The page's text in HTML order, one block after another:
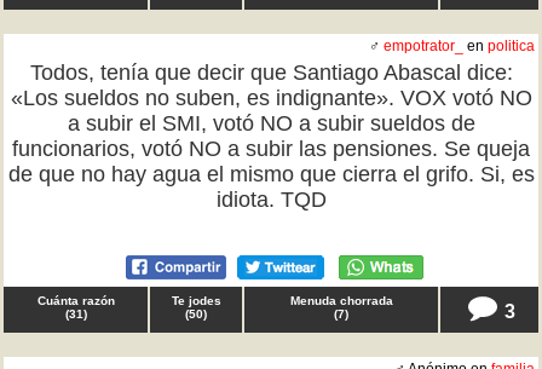
♂ empotrator_ en politica
Todos, tenía que decir que Santiago Abascal dice:
«Los sueldos no suben, es indignante». VOX votó NO
a subir el SMI, votó NO a subir sueldos de
funcionarios, votó NO a subir las pensiones. Se queja
de que no hay agua el mismo que cierra el grifo. Si, es
idiota. TQD
Cuánta razón
(31)
Te jodes
(50)
Menuda chorrada
(7) 3